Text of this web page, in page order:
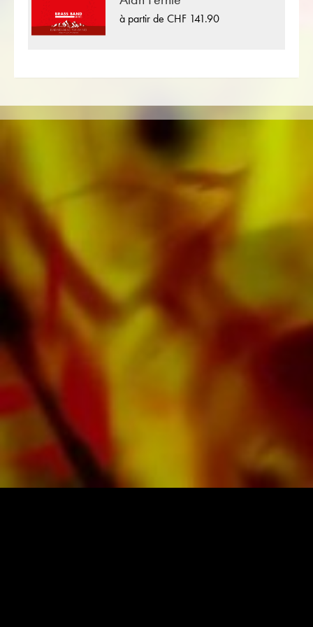
Tinner plus de 100 compositeurs et arrangeurs
travaillent pour la maison d'édition musicale
suisse. En plus de la partition pour Brass Band
d'autres formats tels que Brass Band,
Éducation musicale. Une grande partie de la
littérature de l'éditeur provenant de fanfares
de premier plan telles que le Black Dyke
Band, le Cory Band, le Brighouse & Rastrick
Band ou l'Oberaargauer Brass Band a été
enregistrée sur Obrasso Records. Tous les
supports sonores sont également disponibles
numériquement sur les portails populaires
d'Apple, d'Amazon, de Google, de Spotify et
d'autres fournisseurs du monde entier.
Toutes les partitions d'Obrasso sont produites
lettres légèrement jaunâtre offre un bon
contraste et est agréable pour les yeux dans
des conditions d'éclairage difficiles. La
livraison aux clients privés dans le monde
entier est gratuite. Commandez dès maintenant
votre partition directement auprès d'Obrasso
Verlag.
à partir de CHF 141.90